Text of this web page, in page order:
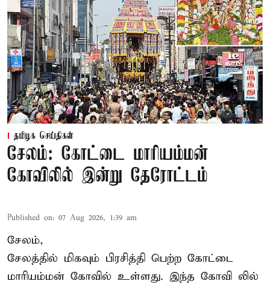
தமிழக செய்திகள்
சேலம்: கோட்டை மாரியம்மன்
கோவிலில் இன்று தேரோட்டம்
Published on: 07 Aug 2026, 1:39 am
சேலம்,
சேலத்தில் மிகவும் பிரசித்தி பெற்ற கோட்டை
மாரியம்மன் கோவில் உள்ளது. இந்த கோவி லில்